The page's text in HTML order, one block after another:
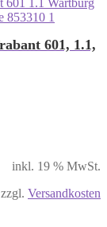
601, 1.1,
inkl. 19 % MwSt.
zzgl. Versandkosten